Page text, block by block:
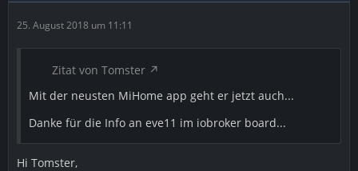
25. August 2018 um 11:11
Zitat von Tomster
Mit der neusten MiHome app geht er jetzt auch...
Danke für die Info an eve11 im iobroker board...
Hi Tomster,